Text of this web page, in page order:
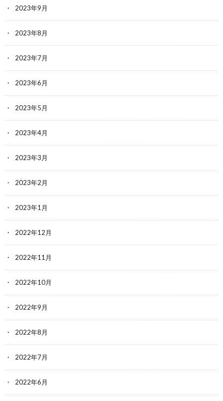
2023年9月
2023年8月
2023年7月
2023年6月
2023年5月
2023年4月
2023年3月
2023年2月
2023年1月
2022年12月
2022年11月
2022年10月
2022年9月
2022年8月
2022年7月
2022年6月